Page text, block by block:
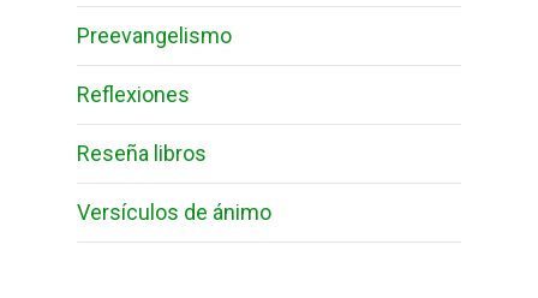
Preevangelismo
Reflexiones
Reseña libros
Versículos de ánimo